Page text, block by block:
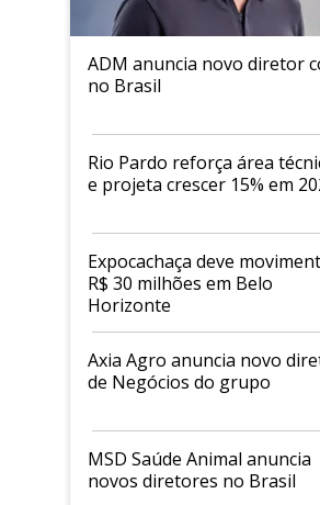
ADM anuncia novo diretor
no Brasil
Rio Pardo reforça área
e projeta crescer 15% em
Expocachaça deve
R$ 30 milhões em Belo
Horizonte
Axia Agro anuncia novo
de Negócios do grupo
MSD Saúde Animal anuncia
novos diretores no Brasil